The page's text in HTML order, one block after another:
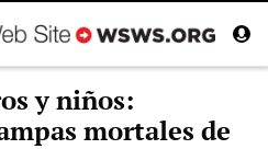
y niños:
mortales de